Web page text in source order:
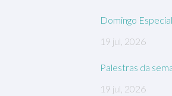
Domingo
19 jul, 2026
Palestras da
19 jul, 2026